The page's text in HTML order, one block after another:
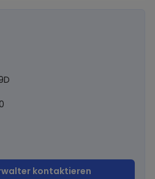
kontaktieren